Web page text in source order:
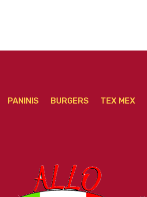
PANINIS BURGERS TEX MEX